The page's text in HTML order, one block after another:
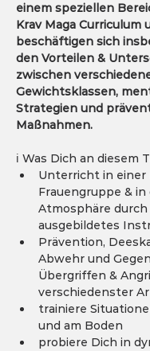
einem speziellen
Krav Maga Curriculum
beschäftigen sich
den Vorteilen &
zwischen
Gewichtsklassen,
Strategien und
Maßnahmen.
ℹ️ Was Dich an diesem
Unterricht in einer
Frauengruppe &
Atmosphäre
ausgebildetes
Prävention,
Abwehr und
Übergriffen &
verschiedenster
trainiere
und am Boden
probiere Dich in